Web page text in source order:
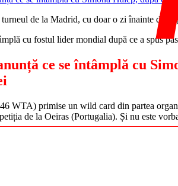
de la Madrid, cu doar o zi înainte de
cu fostul lider mondial după ce a spus
ce se întâmplă cu
WTA) primise un wild card din partea
de la Oeiras (Portugalia). Și nu este